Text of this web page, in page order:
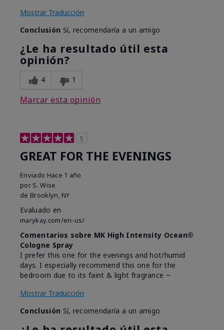
Mostrar Traducción
Conclusión Sí, recomendaría a un amigo
¿Le ha resultado útil esta
opinión?
4 1
Marcar esta opinión
5
GREAT FOR THE EVENINGS
Enviado Hace 1 año
por S. Wise
de Brooklyn, NY
Evaluado en
marykay.com/en-us/
Comentarios sobre MK High Intensity Ocean®
Cologne Spray
I prefer this one for the evenings and hot/humid
days. I especially recommend this one for the
bedroom due to its faint & light fragrance ~
Mostrar Traducción
Conclusión Sí, recomendaría a un amigo